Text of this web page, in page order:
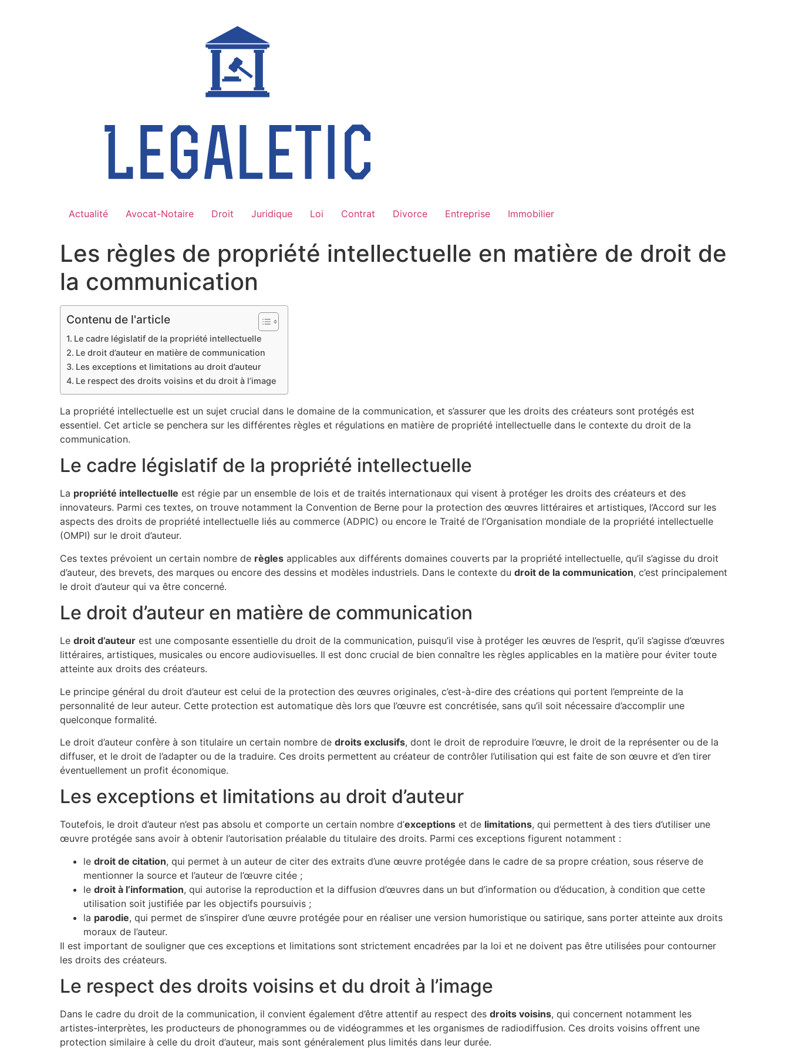
Actualité Avocat-Notaire Droit Juridique Loi Contrat Divorce Entreprise Immobilier
Les règles de propriété intellectuelle en matière de droit de
la communication
Contenu de l'article
Le cadre législatif de la propriété intellectuelle
Le droit d’auteur en matière de communication
Les exceptions et limitations au droit d’auteur
Le respect des droits voisins et du droit à l’image
La propriété intellectuelle est un sujet crucial dans le domaine de la communication, et s’assurer que les droits des créateurs sont protégés est
essentiel. Cet article se penchera sur les différentes règles et régulations en matière de propriété intellectuelle dans le contexte du droit de la
communication.
Le cadre législatif de la propriété intellectuelle
La propriété intellectuelle est régie par un ensemble de lois et de traités internationaux qui visent à protéger les droits des créateurs et des
innovateurs. Parmi ces textes, on trouve notamment la Convention de Berne pour la protection des œuvres littéraires et artistiques, l’Accord sur les
aspects des droits de propriété intellectuelle liés au commerce (ADPIC) ou encore le Traité de l’Organisation mondiale de la propriété intellectuelle
(OMPI) sur le droit d’auteur.
Ces textes prévoient un certain nombre de règles applicables aux différents domaines couverts par la propriété intellectuelle, qu’il s’agisse du droit
d’auteur, des brevets, des marques ou encore des dessins et modèles industriels. Dans le contexte du droit de la communication, c’est principalement
le droit d’auteur qui va être concerné.
Le droit d’auteur en matière de communication
Le droit d’auteur est une composante essentielle du droit de la communication, puisqu’il vise à protéger les œuvres de l’esprit, qu’il s’agisse d’œuvres
littéraires, artistiques, musicales ou encore audiovisuelles. Il est donc crucial de bien connaître les règles applicables en la matière pour éviter toute
atteinte aux droits des créateurs.
Le principe général du droit d’auteur est celui de la protection des œuvres originales, c’est-à-dire des créations qui portent l’empreinte de la
personnalité de leur auteur. Cette protection est automatique dès lors que l’œuvre est concrétisée, sans qu’il soit nécessaire d’accomplir une
quelconque formalité.
Le droit d’auteur confère à son titulaire un certain nombre de droits exclusifs, dont le droit de reproduire l’œuvre, le droit de la représenter ou de la
diffuser, et le droit de l’adapter ou de la traduire. Ces droits permettent au créateur de contrôler l’utilisation qui est faite de son œuvre et d’en tirer
éventuellement un profit économique.
Les exceptions et limitations au droit d’auteur
Toutefois, le droit d’auteur n’est pas absolu et comporte un certain nombre d’exceptions et de limitations, qui permettent à des tiers d’utiliser une
œuvre protégée sans avoir à obtenir l’autorisation préalable du titulaire des droits. Parmi ces exceptions figurent notamment :
le droit de citation, qui permet à un auteur de citer des extraits d’une œuvre protégée dans le cadre de sa propre création, sous réserve de
mentionner la source et l’auteur de l’œuvre citée ;
le droit à l’information, qui autorise la reproduction et la diffusion d’œuvres dans un but d’information ou d’éducation, à condition que cette
utilisation soit justifiée par les objectifs poursuivis ;
la parodie, qui permet de s’inspirer d’une œuvre protégée pour en réaliser une version humoristique ou satirique, sans porter atteinte aux droits
moraux de l’auteur.
Il est important de souligner que ces exceptions et limitations sont strictement encadrées par la loi et ne doivent pas être utilisées pour contourner
les droits des créateurs.
Le respect des droits voisins et du droit à l’image
Dans le cadre du droit de la communication, il convient également d’être attentif au respect des droits voisins, qui concernent notamment les
artistes-interprètes, les producteurs de phonogrammes ou de vidéogrammes et les organismes de radiodiffusion. Ces droits voisins offrent une
protection similaire à celle du droit d’auteur, mais sont généralement plus limités dans leur durée.